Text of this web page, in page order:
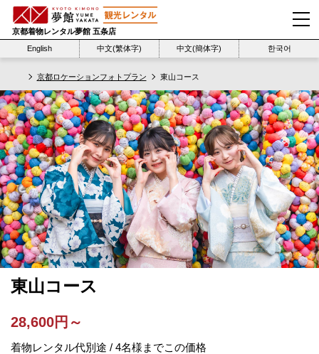
京都着物レンタル夢館 五条店
English
中文(繁体字) 中文(簡体字) 한국어
京都ロケーションフォトプラン 東山コース
東山コース
28,600円～
着物レンタル代別途 / 4名様までこの価格